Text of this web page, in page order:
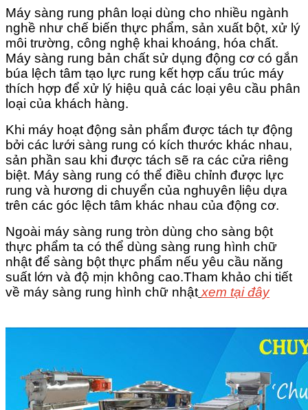
Máy sàng rung phân loại dùng cho nhiều ngành
nghề như chế biến thực phẩm, sản xuất bột, xử lý
môi trường, công nghệ khai khoáng, hóa chất.
Máy sàng rung bản chất sử dụng động cơ có gắn
búa lệch tâm tạo lực rung kết hợp cấu trúc máy
thích hợp để xử lý hiệu quả các loại yêu cầu phân
loại của khách hàng.
Khi máy hoạt động sản phẩm được tách tự động
bởi các lưới sàng rung có kích thước khác nhau,
sản phần sau khi được tách sẽ ra các cửa riêng
biệt. Máy sàng rung có thể điều chỉnh được lực
rung và hương di chuyển của nghuyên liệu dựa
trên các góc lệch tâm khác nhau của động cơ.
Ngoài máy sàng rung tròn dùng cho sàng bột
thực phẩm ta có thể dùng sàng rung hình chữ
nhật để sàng bột thực phẩm nếu yêu cầu năng
suất lớn và độ mịn không cao.Tham khảo chi tiết
về máy sàng rung hình chữ nhật xem tại đây